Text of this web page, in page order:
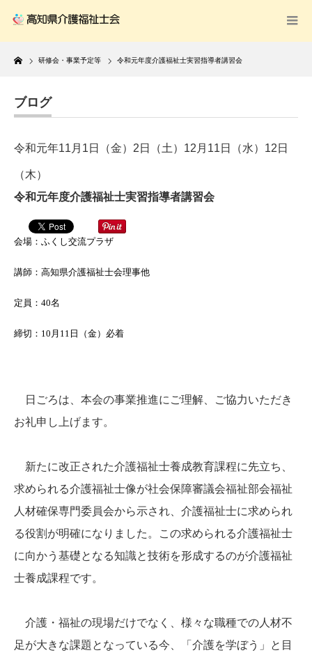
Home
研修会・事業予定等 令和元年度介護福祉士実習指導者講習会
ブログ
令和元年11月1日（金）2日（土）12月11日（水）12日
（木）
令和元年度介護福祉士実習指導者講習会
会場：ふくし交流プラザ
講師：高知県介護福祉士会理事他
定員：40名
締切：10月11日（金）必着
日ごろは、本会の事業推進にご理解、ご協力いただき
お礼申し上げます。
新たに改正された介護福祉士養成教育課程に先立ち、
求められる介護福祉士像が社会保障審議会福祉部会福祉
人材確保専門委員会から示され、介護福祉士に求められ
る役割が明確になりました。この求められる介護福祉士
に向かう基礎となる知識と技術を形成するのが介護福祉
士養成課程です。
介護・福祉の現場だけでなく、様々な職種での人材不
足が大きな課題となっている今、「介護を学ぼう」と目